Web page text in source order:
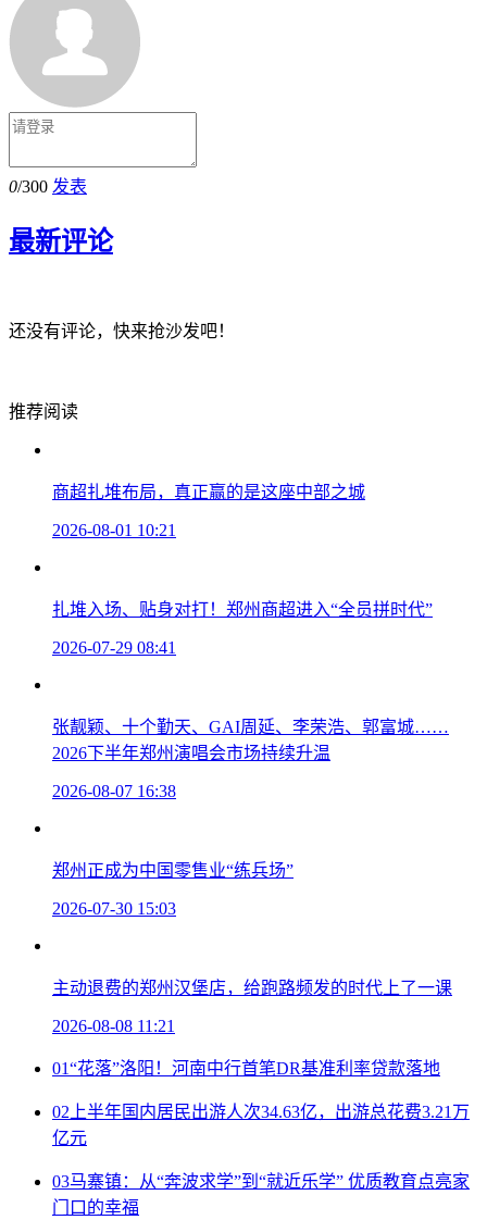
0/300 发表
最新评论
还没有评论，快来抢沙发吧！
推荐阅读
商超扎堆布局，真正赢的是这座中部之城
2026-08-01 10:21
扎堆入场、贴身对打！郑州商超进入“全员拼时代”
2026-07-29 08:41
张靓颖、十个勤天、GAI周延、李荣浩、郭富城……
2026下半年郑州演唱会市场持续升温
2026-08-07 16:38
郑州正成为中国零售业“练兵场”
2026-07-30 15:03
主动退费的郑州汉堡店，给跑路频发的时代上了一课
2026-08-08 11:21
01“花落”洛阳！河南中行首笔DR基准利率贷款落地
02 上半年国内居民出游人次34.63亿，出游总花费3.21万
亿元
03马寨镇：从“奔波求学”到“就近乐学” 优质教育点亮家
门口的幸福